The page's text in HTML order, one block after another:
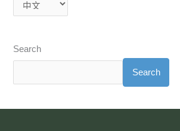
Search
Search